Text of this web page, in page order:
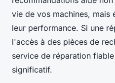
vie de vos machines, mais
leur performance. Si une
l'accès à des pièces de
service de réparation
significatif.